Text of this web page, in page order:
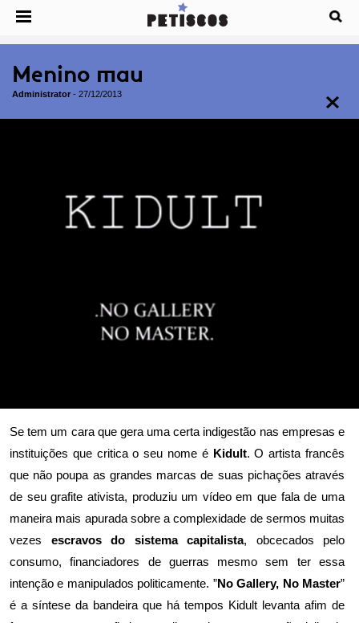
Menino mau
Administrator - 27/12/2013
Se tem um cara que gera uma certa indigestão nas empresas e
instituições que critica o seu nome é Kidult. O artista francês
que não poupa as grandes marcas de suas pichações através
de seu grafite ativista, produziu um vídeo em que fala de uma
maneira mais apurada sobre a complexidade de sermos muitas
vezes escravos do sistema capitalista, obcecados pelo
consumo, financiadores de guerras mesmo sem ter essa
intenção e manipulados politicamente. ”No Gallery, No Master”
é a síntese da bandeira que há tempos Kidult levanta afim de